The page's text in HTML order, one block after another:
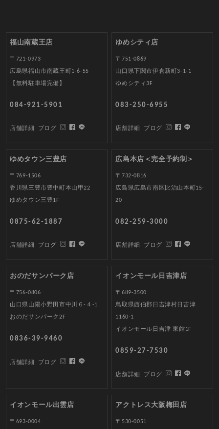
福山南蔵王店
〒721-0973
広島県福山市南蔵王町1-6-55
【無料駐車場完備】
084-921-5901
店舗詳細 ブログ
ゆめシティ店
〒751-0869
山口県下関市伊倉新町3-1-1
ゆめシティ3F
083-250-6955
店舗詳細 ブログ
ゆめタウン三豊店
〒769-1506
香川県三豊市豊中町本山甲22
ゆめタウン三豊1F
0875-62-1887
店舗詳細 ブログ
広島本店＜完全予約制＞
〒732-0816
広島県広島市南区比治山本町15-
20
082-259-3000
店舗詳細 ブログ
おのだサンパーク店
〒756-0806
山口県山陽小野田市中川６-４-1
おのだサンパーク2F
0836-39-9460
店舗詳細 ブログ
イオンモール日吉津店
〒689-3500
鳥取県西伯郡日吉津村日吉津
1160-1
イオンモール日吉津 東館1F
0859-27-7530
店舗詳細 ブログ
イオンモール出雲店
〒693-0004
アクトレス大阪梅田店
〒530-0051